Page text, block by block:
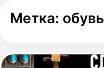
Метка: обувь